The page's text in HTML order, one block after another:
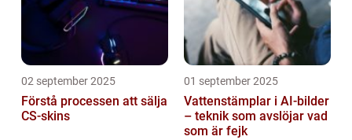
02 september 2025
Förstå processen att sälja
CS-skins
01 september 2025
Vattenstämplar i AI-bilder
– teknik som avslöjar vad
som är fejk